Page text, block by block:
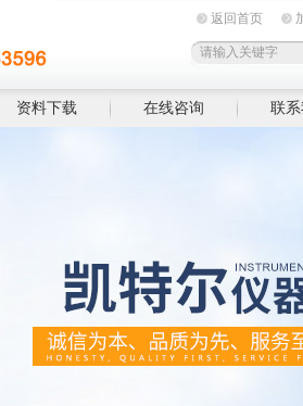
返回首页
资料下载 在线咨询 联